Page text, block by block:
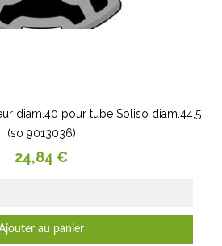
diam.40 pour tube Soliso diam.44,5
(so 9013036)
Prix
24,84 €
au panier